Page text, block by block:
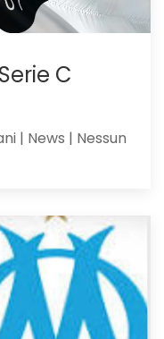
C
| News | Nessun